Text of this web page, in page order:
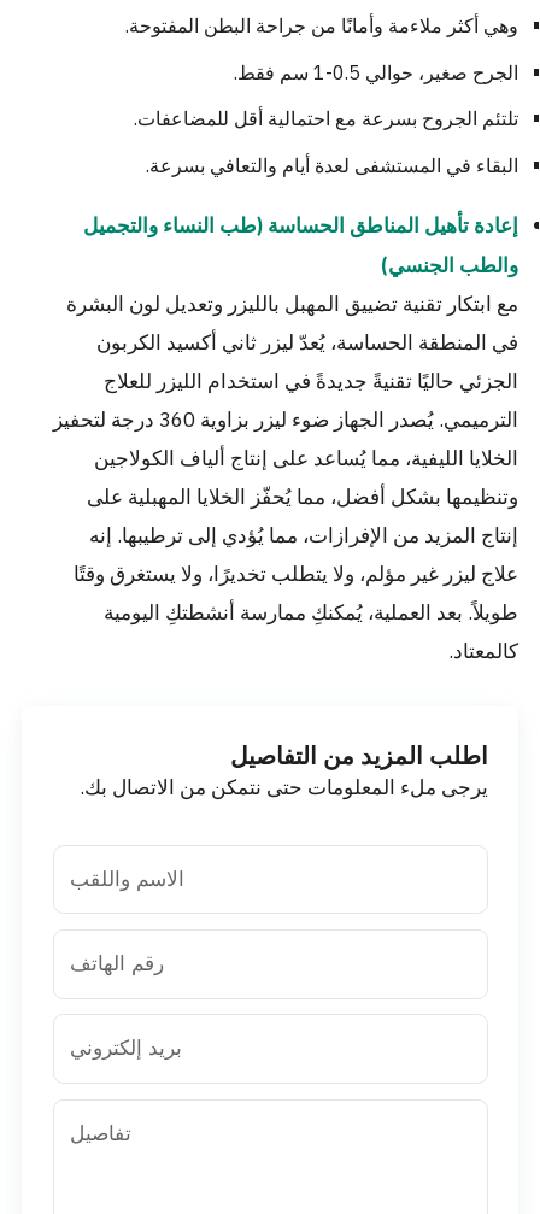
وهي أكثر ملاءمة وأمانًا من جراحة البطن المفتوحة.
الجرح صغير، حوالي 0.5-1 سم فقط.
تلتئم الجروح بسرعة مع احتمالية أقل للمضاعفات.
البقاء في المستشفى لعدة أيام والتعافي بسرعة.
إعادة تأهيل المناطق الحساسة (طب النساء والتجميل
والطب الجنسي)
مع ابتكار تقنية تضييق المهبل بالليزر وتعديل لون البشرة
في المنطقة الحساسة، يُعدّ ليزر ثاني أكسيد الكربون
الجزئي حاليًا تقنيةً جديدةً في استخدام الليزر للعلاج
الترميمي. يُصدر الجهاز ضوء ليزر بزاوية 360 درجة لتحفيز
الخلايا الليفية، مما يُساعد على إنتاج ألياف الكولاجين
وتنظيمها بشكل أفضل، مما يُحفّز الخلايا المهبلية على
إنتاج المزيد من الإفرازات، مما يُؤدي إلى ترطيبها. إنه
علاج ليزر غير مؤلم، ولا يتطلب تخديرًا، ولا يستغرق وقتًا
طويلاً. بعد العملية، يُمكنكِ ممارسة أنشطتكِ اليومية
كالمعتاد.
اطلب المزيد من التفاصيل
يرجى ملء المعلومات حتى نتمكن من الاتصال بك.
الاسم واللقب
رقم الهاتف
بريد إلكتروني
تفاصيل